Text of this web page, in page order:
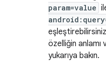
param=value
özelliğin anlamı
yukarıya bakın.